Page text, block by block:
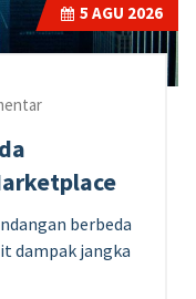
5 AGU 2026
berbeda
dampak jangka